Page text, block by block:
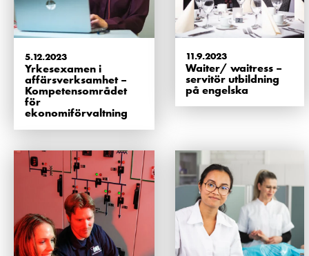
5.12.2023
Yrkesexamen i
affärsverksamhet –
Kompetensområdet
för
ekonomiförvaltning
11.9.2023
Waiter/ waitress –
servitör utbildning
på engelska